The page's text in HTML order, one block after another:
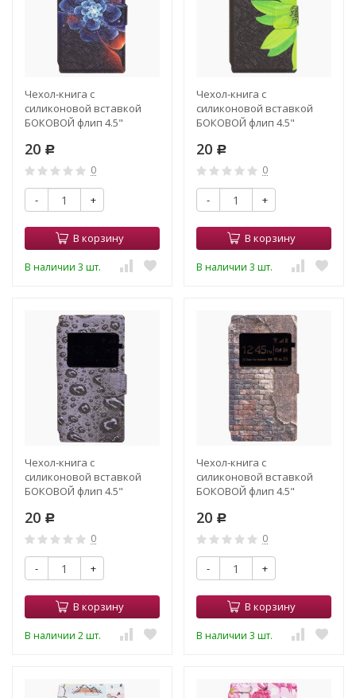
Чехол-книга с
силиконовой вставкой
БОКОВОЙ флип 4.5"
20 Р
0
- +
В корзину
В наличии 3 шт.
Чехол-книга с
силиконовой вставкой
БОКОВОЙ флип 4.5"
20 Р
0
- +
В корзину
В наличии 3 шт.
Чехол-книга с
силиконовой вставкой
БОКОВОЙ флип 4.5"
20 Р
0
- +
В корзину
В наличии 2 шт.
Чехол-книга с
силиконовой вставкой
БОКОВОЙ флип 4.5"
20 Р
0
- +
В корзину
В наличии 3 шт.